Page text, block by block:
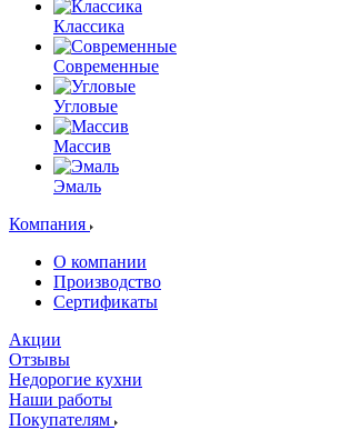
Классика
Современные
Угловые
Массив
Эмаль
Компания
О компании
Производство
Сертификаты
Акции
Отзывы
Недорогие кухни
Наши работы
Покупателям